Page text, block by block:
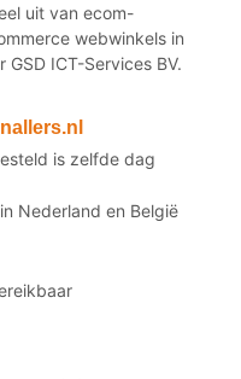
uit van ecom-
webwinkels in
ICT-Services BV.
is zelfde dag
Nederland en België